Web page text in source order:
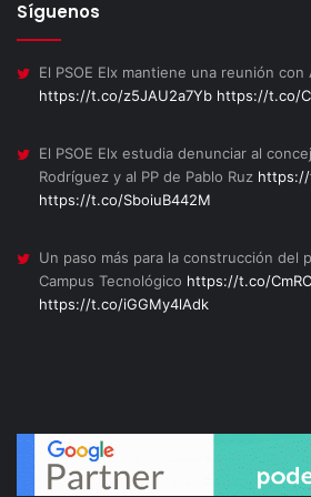
Síguenos
El PSOE Elx mantiene una reunión con
https://t.co/z5JAU2a7Yb https://t.co/
El PSOE Elx estudia denunciar al
Rodríguez y al PP de Pablo Ruz https://
https://t.co/SboiuB442M
Un paso más para la construcción del
Campus Tecnológico https://t.co/
https://t.co/iGGMy4lAdk